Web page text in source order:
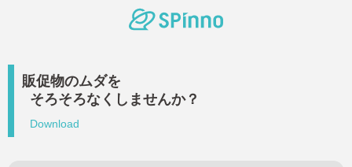
販促物のムダを
そろそろなくしませんか？
Download